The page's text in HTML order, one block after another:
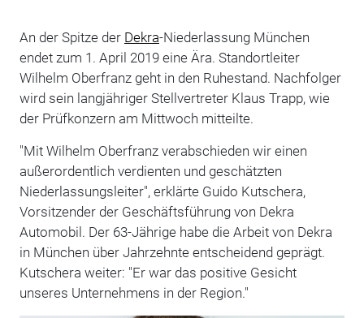
An der Spitze der Dekra-Niederlassung München
endet zum 1. April 2019 eine Ära. Standortleiter
Wilhelm Oberfranz geht in den Ruhestand. Nachfolger
wird sein langjähriger Stellvertreter Klaus Trapp, wie
der Prüfkonzern am Mittwoch mitteilte.
"Mit Wilhelm Oberfranz verabschieden wir einen
außerordentlich verdienten und geschätzten
Niederlassungsleiter", erklärte Guido Kutschera,
Vorsitzender der Geschäftsführung von Dekra
Automobil. Der 63-Jährige habe die Arbeit von Dekra
in München über Jahrzehnte entscheidend geprägt.
Kutschera weiter: "Er war das positive Gesicht
unseres Unternehmens in der Region."